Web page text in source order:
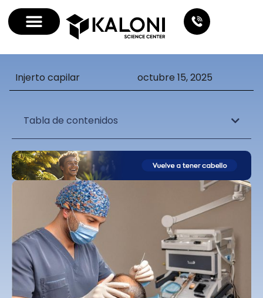
Injerto capilar octubre 15, 2025
Tabla de contenidos